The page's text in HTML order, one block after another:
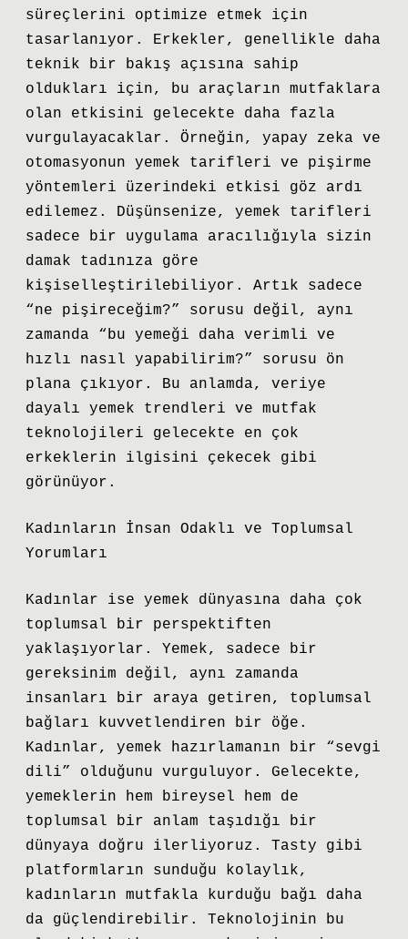
süreçlerini optimize etmek için
tasarlanıyor. Erkekler, genellikle daha
teknik bir bakış açısına sahip
oldukları için, bu araçların mutfaklara
olan etkisini gelecekte daha fazla
vurgulayacaklar. Örneğin, yapay zeka ve
otomasyonun yemek tarifleri ve pişirme
yöntemleri üzerindeki etkisi göz ardı
edilemez. Düşünsenize, yemek tarifleri
sadece bir uygulama aracılığıyla sizin
damak tadınıza göre
kişiselleştirilebiliyor. Artık sadece
“ne pişireceğim?” sorusu değil, aynı
zamanda “bu yemeği daha verimli ve
hızlı nasıl yapabilirim?” sorusu ön
plana çıkıyor. Bu anlamda, veriye
dayalı yemek trendleri ve mutfak
teknolojileri gelecekte en çok
erkeklerin ilgisini çekecek gibi
görünüyor.
Kadınların İnsan Odaklı ve Toplumsal
Yorumları
Kadınlar ise yemek dünyasına daha çok
toplumsal bir perspektiften
yaklaşıyorlar. Yemek, sadece bir
gereksinim değil, aynı zamanda
insanları bir araya getiren, toplumsal
bağları kuvvetlendiren bir öğe.
Kadınlar, yemek hazırlamanın bir “sevgi
dili” olduğunu vurguluyor. Gelecekte,
yemeklerin hem bireysel hem de
toplumsal bir anlam taşıdığı bir
dünyaya doğru ilerliyoruz. Tasty gibi
platformların sunduğu kolaylık,
kadınların mutfakla kurduğu bağı daha
da güçlendirebilir. Teknolojinin bu